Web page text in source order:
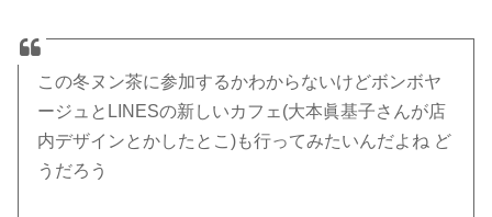
この冬ヌン茶に参加するかわからないけどボンボヤ
ージュとLINESの新しいカフェ(大本眞基子さんが店
内デザインとかしたとこ)も行ってみたいんだよね ど
うだろう